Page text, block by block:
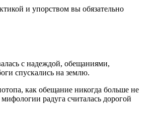
и упорством вы обязательно
с надеждой, обещаниями,
спускались на землю.
как обещание никогда больше не
радуга считалась дорогой